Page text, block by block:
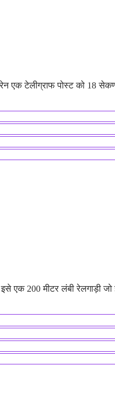
एक टेलीग्राफ पोस्ट को 18
एक 200 मीटर लंबी रेलगाड़ी